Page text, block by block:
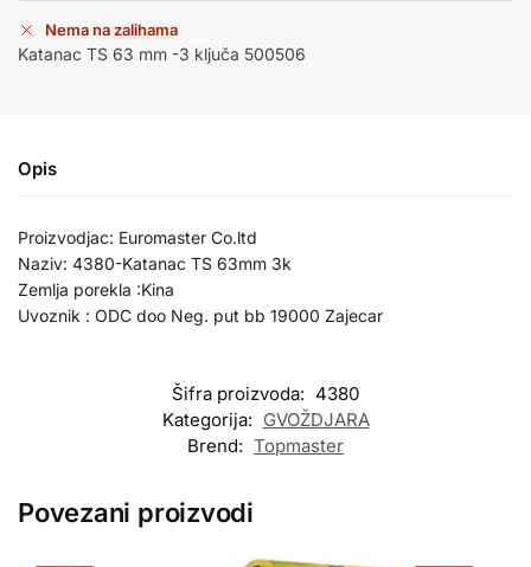
Nema na zalihama
Katanac TS 63 mm -3 ključa 500506
Opis
Proizvodjac: Euromaster Co.ltd
Naziv: 4380-Katanac TS 63mm 3k
Zemlja porekla :Kina
Uvoznik : ODC doo Neg. put bb 19000 Zajecar
Šifra proizvoda: 4380
Kategorija: GVOŽDJARA
Brend: Topmaster
Povezani proizvodi